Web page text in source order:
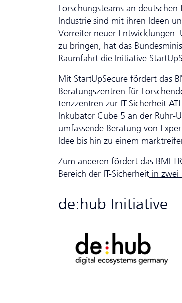
Forschungsteams an
Industrie sind mit ihren Ideen
Vorreiter neuer Ent­wicklungen.
zu bringen, hat das
Raumfahrt die Initiative
Mit StartUpSecure fördert das
Beratungszentren für
tenz­zen­tren zur IT-Sicherheit
Inkubator Cube 5 an der Ruhr-
umfassende Beratung von
Idee bis hin zu einem
Zum anderen fördert das
Bereich der IT-Sicherheit in zwei
de:hub Initiative